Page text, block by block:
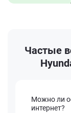
Частые
Можно ли
интернет?